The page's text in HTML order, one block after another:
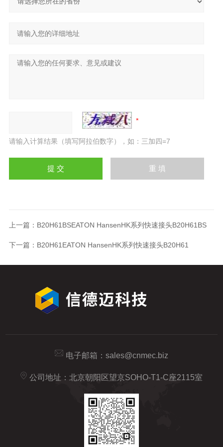
请输入计算结果（填写阿拉伯数字），如：三加四=7
上一篇： B20H61BSEATON HansenHK系列快速接头B20H61BS
下一篇： B20H61EATON HansenHK系列快速接头B20H61
电子邮箱： sales@cnmec.biz
公司地址：北京朝阳区望京SOHO-T1-C座2115室